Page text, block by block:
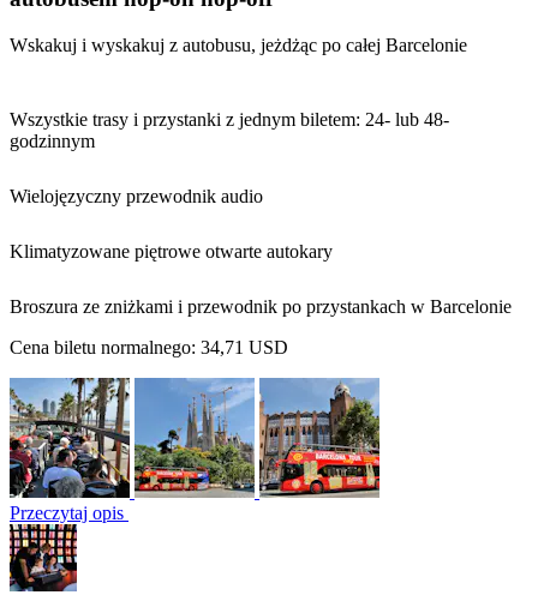
Wskakuj i wyskakuj z autobusu, jeżdżąc po całej Barcelonie
Wszystkie trasy i przystanki z jednym biletem: 24- lub 48-
godzinnym
Wielojęzyczny przewodnik audio
Klimatyzowane piętrowe otwarte autokary
Broszura ze zniżkami i przewodnik po przystankach w Barcelonie
Cena biletu normalnego: 34,71 USD
Przeczytaj opis